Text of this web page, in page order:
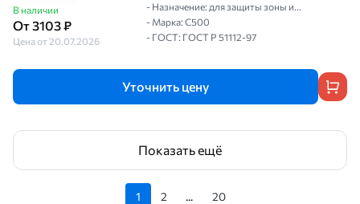
В наличии
От 3103 ₽
Цена от 20.07.2026
- Назначение: для защиты зоны и...
- Марка: С500
- ГОСТ: ГОСТ P 51112-97
Уточнить цену
Показать ещё
1 2 ... 20